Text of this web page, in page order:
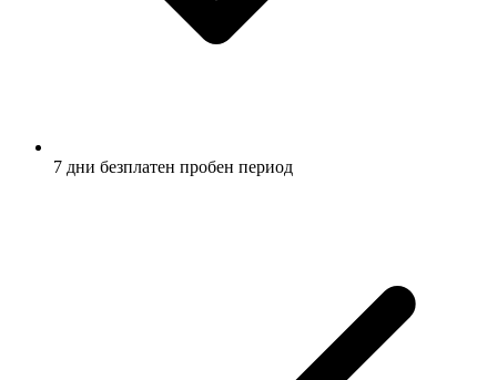
7 дни безплатен пробен период